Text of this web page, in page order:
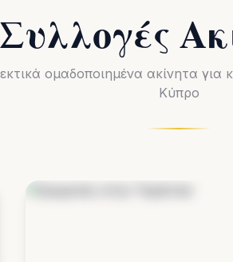
ομαδοποιημένα ακίνητα για
Κύπρο